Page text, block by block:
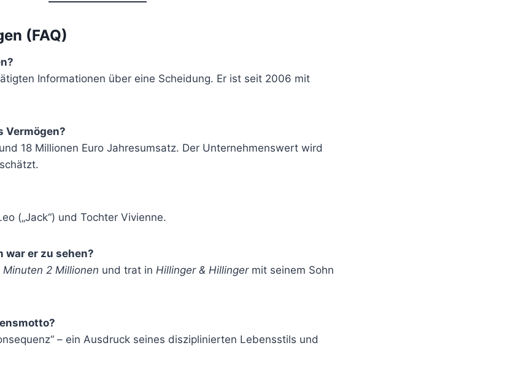
(FAQ)
Informationen über eine Scheidung. Er ist seit 2006 mit
Vermögen?
18 Millionen Euro Jahresumsatz. Der Unternehmenswert wird
(„Jack“) und Tochter Vivienne.
war er zu sehen?
Minuten 2 Millionen und trat in Hillinger & Hillingermit seinem Sohn
– ein Ausdruck seines disziplinierten Lebensstils und